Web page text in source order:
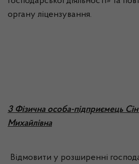
органу ліцензування.
3 Фізична особа-підприємець
Михайлівна
Відмовити у розширенні